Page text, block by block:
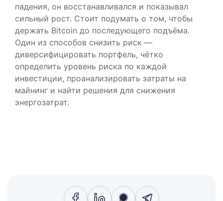
падения, он восстанавливался и показывал
сильный рост. Стоит подумать о том, чтобы
держать Bitcoin до последующего подъёма.
Один из способов снизить риск —
диверсифицировать портфель, чётко
определить уровень риска по каждой
инвестиции, проанализировать затраты на
майнинг и найти решения для снижения
энергозатрат.